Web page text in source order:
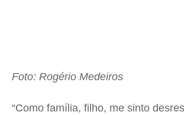
Foto: Rogério Medeiros
“Como família, filho, me sinto